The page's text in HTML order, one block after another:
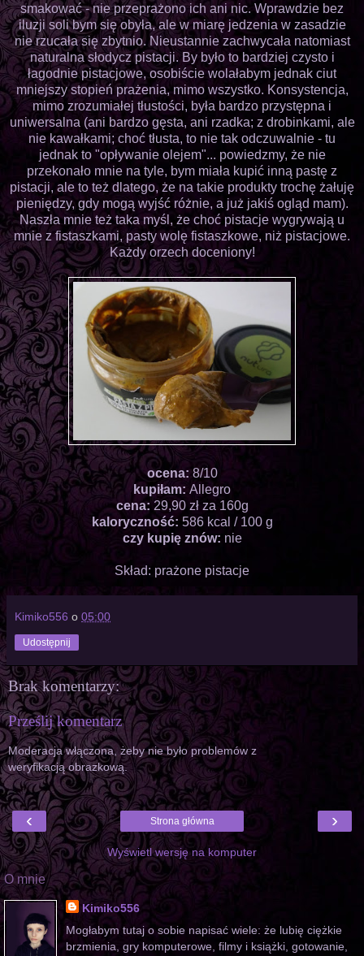
smakować - nie przeprażono ich ani nic. Wprawdzie bez
iluzji soli bym się obyła, ale w miarę jedzenia w zasadzie
nie rzucała się zbytnio. Nieustannie zachwycała natomiast
naturalna słodycz pistacji. By było to bardziej czysto i
łagodnie pistacjowe, osobiście wolałabym jednak ciut
mniejszy stopień prażenia, mimo wszystko. Konsystencja,
mimo zrozumiałej tłustości, była bardzo przystępna i
uniwersalna (ani bardzo gęsta, ani rzadka; z drobinkami, ale
nie kawałkami; choć tłusta, to nie tak odczuwalnie - tu
jednak to "opływanie olejem"... powiedzmy, że nie
przekonało mnie na tyle, bym miała kupić inną pastę z
pistacji, ale to też dlatego, że na takie produkty trochę żałuję
pieniędzy, gdy mogą wyjść różnie, a już jakiś ogląd mam).
Naszła mnie też taka myśl, że choć pistacje wygrywają u
mnie z fistaszkami, pasty wolę fistaszkowe, niż pistacjowe.
Każdy orzech doceniony!
ocena: 8/10
kupiłam: Allegro
cena: 29,90 zł za 160g
kaloryczność: 586 kcal / 100 g
czy kupię znów: nie
Skład: prażone pistacje
Kimiko556 o 05:00
Udostępnij
Brak komentarzy:
Prześlij komentarz
Moderacja włączona, żeby nie było problemów z
weryfikacją obrazkową.
‹ ›
Strona główna
Wyświetl wersję na komputer
O mnie
Kimiko556
Mogłabym tutaj o sobie napisać wiele: że lubię ciężkie
brzmienia, gry komputerowe, filmy i książki, gotowanie,